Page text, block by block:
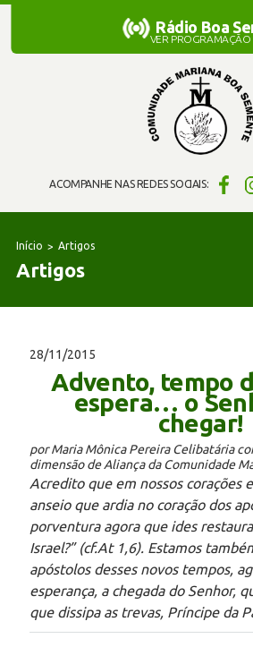
ACOMPANHE NAS REDES SOCIAIS:
Rádio Boa
Rádio Boa
VER PROGRAMAÇÃO
Início Artigos
Artigos
28/11/2015
Advento, tempo
espera… o
chegar!
por Maria Mônica Pereira Celibatária
dimensão de Aliança da Comunidade
Acredito que em nossos corações
anseio que ardia no coração dos
porventura agora que ides
Israel?” (cf.At 1,6). Estamos
apóstolos desses novos tempos,
esperança, a chegada do Senhor,
que dissipa as trevas, Príncipe da